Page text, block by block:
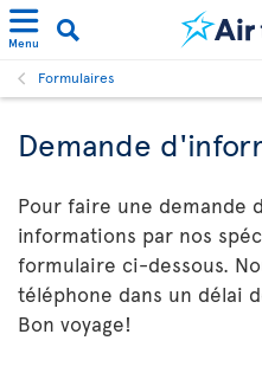
Menu
Formulaires
Demande
Pour faire une demande
informations par nos
formulaire ci-dessous.
téléphone dans un délai
Bon voyage!